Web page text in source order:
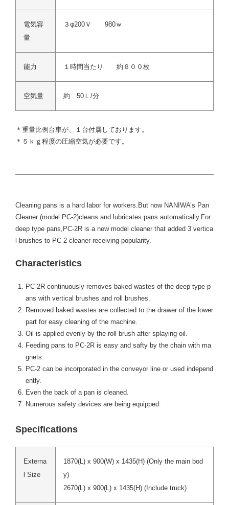
電気容
量
３φ200Ｖ 980ｗ
能力 １時間当たり 約６００枚
空気量 約 50Ｌ/分
＊重量比例台車が、１台付属しております。
＊５ｋｇ程度の圧縮空気が必要です。
Cleaning pans is a hard labor for workers.But now NANIWA’s Pan
Cleaner (model:PC-2)cleans and lubricates pans automatically.For
deep type pans,PC-2R is a new model cleaner that added 3 vertica
l brushes to PC-2 cleaner receiving popularity.
Characteristics
PC-2R continuously removes baked wastes of the deep type p
ans with vertical brushes and roll brushes.
Removed baked wastes are collected to the drawer of the lower
part for easy cleaning of the machine.
Oil is applied evenly by the roll brush after splaying oil.
Feeding pans to PC-2R is easy and safty by the chain with ma
gnets.
PC-2 can be incorporated in the conveyor line or used independ
ently.
Even the back of a pan is cleaned.
Numerous safety devices are being equipped.
Specifications
Externa
l Size
1870(L) x 900(W) x 1435(H) (Only the main bod
y)
2670(L) x 900(L) x 1435(H) (Include truck)